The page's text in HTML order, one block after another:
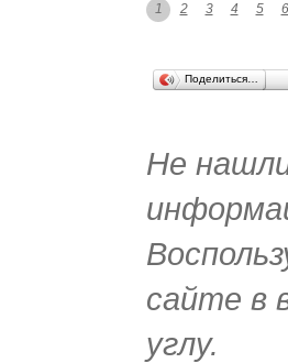
1 2 3 4 5 6
Поделиться…
Не
сайте в
углу.